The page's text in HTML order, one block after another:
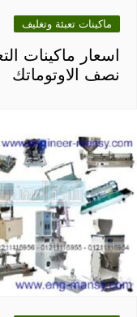
ماكينات تعبئة وتغليف
اسعار ماكينات
نصف الاوتوماتك